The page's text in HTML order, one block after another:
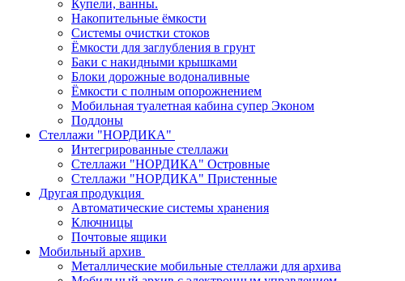
Купели, ванны.
Накопительные ёмкости
Системы очистки стоков
Ёмкости для заглубления в грунт
Баки с накидными крышками
Блоки дорожные водоналивные
Ёмкости с полным опорожнением
Мобильная туалетная кабина супер Эконом
Поддоны
Стеллажи "НОРДИКА"
Интегрированные стеллажи
Стеллажи "НОРДИКА" Островные
Стеллажи "НОРДИКА" Пристенные
Другая продукция
Автоматические системы хранения
Ключницы
Почтовые ящики
Мобильный архив
Металлические мобильные стеллажи для архива